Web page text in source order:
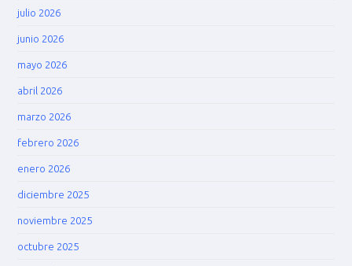
julio 2026
junio 2026
mayo 2026
abril 2026
marzo 2026
febrero 2026
enero 2026
diciembre 2025
noviembre 2025
octubre 2025